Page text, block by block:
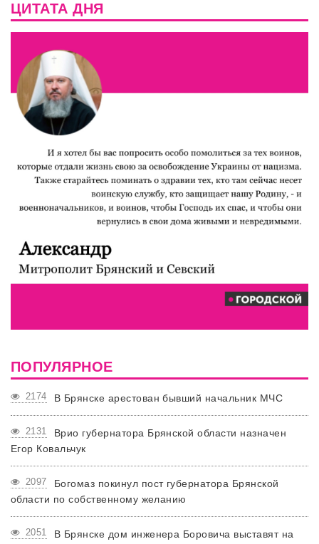
ЦИТАТА ДНЯ
ПОПУЛЯРНОЕ
2174 В Брянске арестован бывший начальник МЧС
2131
Врио губернатора Брянской области назначен
Егор Ковальчук
2097
Богомаз покинул пост губернатора Брянской
области по собственному желанию
2051
В Брянске дом инженера Боровича выставят на